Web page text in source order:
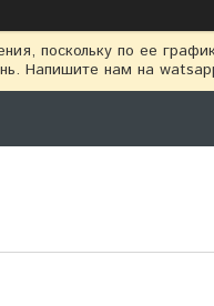
поскольку по ее
Напишите нам на